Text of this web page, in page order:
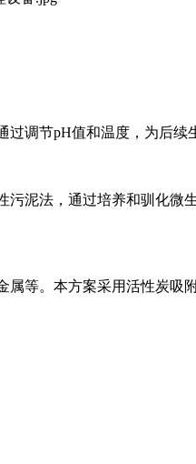
过调节pH值和温度，为后续
泥法，通过培养和驯化微
属等。本方案采用活性炭吸